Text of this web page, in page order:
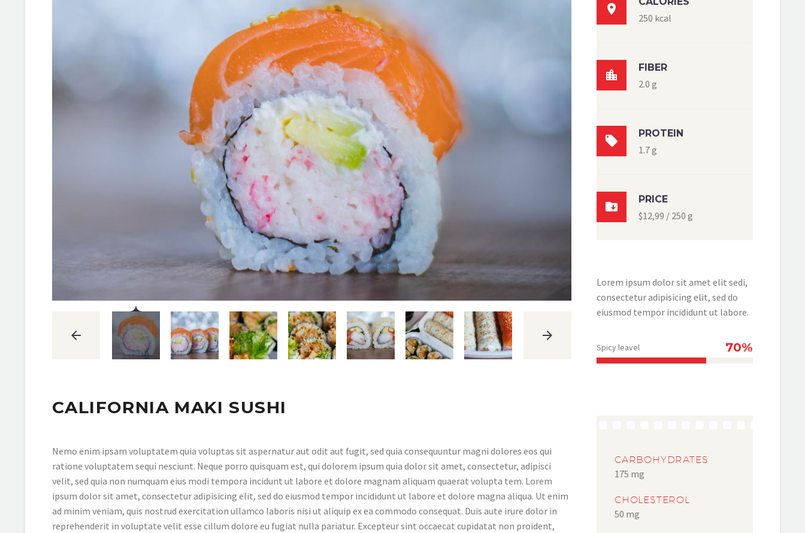
CALIFORNIA MAKI SUSHI
Nemo enim ipsam voluptatem quia voluptas sit aspernatur aut odit aut fugit, sed quia consequuntur magni dolores eos qui
ratione voluptatem sequi nesciunt. Neque porro quisquam est, qui dolorem ipsum quia dolor sit amet, consectetur, adipisci
velit, sed quia non numquam eius modi tempora incidunt ut labore et dolore magnam aliquam quaerat volupta tem. Lorem
ipsum dolor sit amet, consectetur adipisicing elit, sed do eiusmod tempor incididunt ut labore et dolore magna aliqua. Ut enim
ad minim veniam, quis nostrud exercitation ullamco laboris nisi ut aliquip ex ea commodo consequat. Duis aute irure dolor in
reprehenderit in voluptate velit esse cillum dolore eu fugiat nulla pariatur. Excepteur sint occaecat cupidatat non proident,

250 kcal

FIBER
2.0 g

PROTEIN
1.7 g

PRICE
$12,99 / 250 g
Lorem ipsum dolor sit amet elit sedi,
consectetur adipisicing elit, sed do
eiusmod tempor incididunt ut labore.
Spicy leavel 70%
CARBOHYDRATES
175 mg
CHOLESTEROL
50 mg